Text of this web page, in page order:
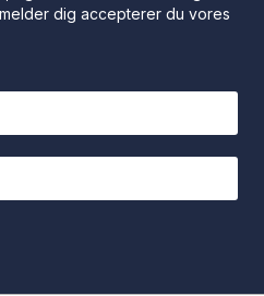
dig accepterer du vores